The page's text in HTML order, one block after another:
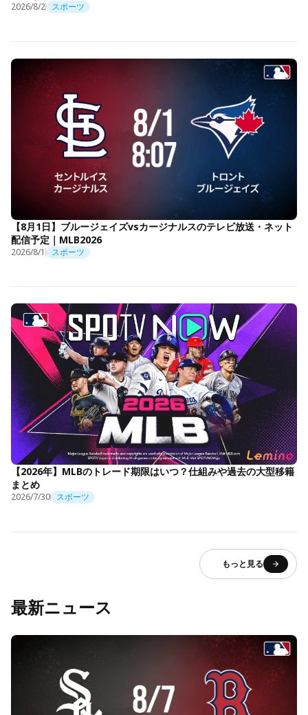
2026/8/2 スポーツ
【8月1日】ブルージェイズvsカージナルスのテレビ放送・ネット
配信予定｜MLB2026
2026/8/1 スポーツ
【2026年】MLBのトレード期限はいつ？仕組みや過去の大型移籍
まとめ
2026/7/30 スポーツ
もっと見る
最新ニュース